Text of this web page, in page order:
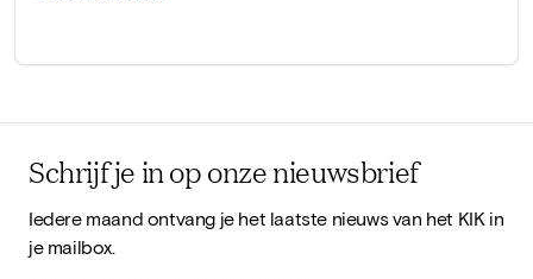
Schrijf je in op onze nieuwsbrief
Iedere maand ontvang je het laatste nieuws van het KIK in
je mailbox.